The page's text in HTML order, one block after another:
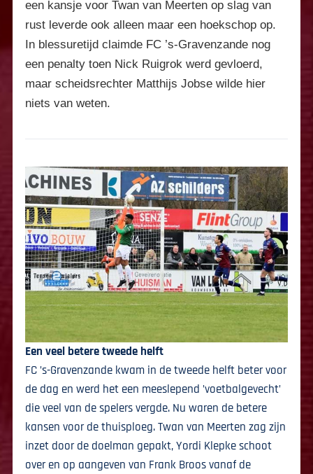
een kansje voor Twan van Meerten op slag van
rust leverde ook alleen maar een hoekschop op.
In blessuretijd claimde FC ’s-Gravenzande nog
een penalty toen Nick Ruigrok werd gevloerd,
maar scheidsrechter Matthijs Jobse wilde hier
niets van weten.
Een veel betere tweede helft
FC ’s-Gravenzande kwam in de tweede helft beter voor
de dag en werd het een meeslepend ’voetbalgevecht’
die veel van de spelers vergde. Nu waren de betere
kansen voor de thuisploeg. Twan van Meerten zag zijn
inzet door de doelman gepakt, Yordi Klepke schoot
over en op aangeven van Frank Broos vanaf de